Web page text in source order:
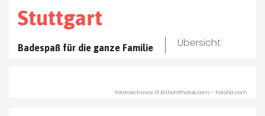
Stuttgart
Badespaß für die ganze Familie Übersicht
Fotonachweis: © BillionPhotos.com – Fotolia.com